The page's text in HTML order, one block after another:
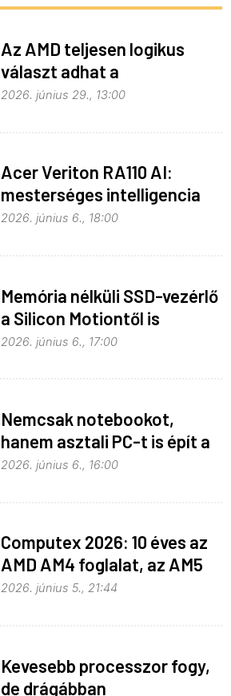
Az AMD teljesen logikus
választ adhat a
memóriaválságra
2026. június 29., 13:00
Acer Veriton RA110 AI:
mesterséges intelligencia
helyben
2026. június 6., 18:00
Memória nélküli SSD-vezérlő
a Silicon Motiontől is
2026. június 6., 17:00
Nemcsak notebookot,
hanem asztali PC-t is épít a
Microsoft az RTX Spark köré
2026. június 6., 16:00
Computex 2026: 10 éves az
AMD AM4 foglalat, az AM5
pedig még három évig
2026. június 5., 21:44
Kevesebb processzor fogy,
de drágábban